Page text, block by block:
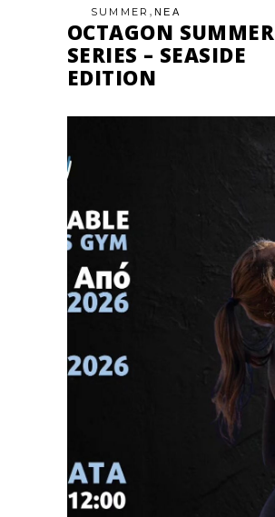
SUMMER ,ΝΕΑ
OCTAGON SUMMER
SERIES – SEASIDE
EDITION